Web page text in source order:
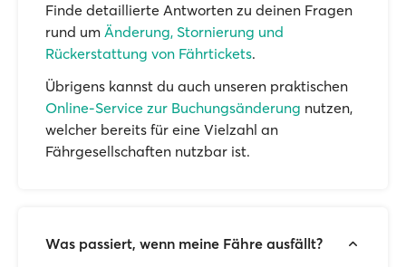
Finde detaillierte Antworten zu deinen Fragen
rund um Änderung, Stornierung und
Rückerstattung von Fährtickets.
Übrigens kannst du auch unseren praktischen
Online-Service zur Buchungsänderung nutzen,
welcher bereits für eine Vielzahl an
Fährgesellschaften nutzbar ist.
Was passiert, wenn meine Fähre ausfällt?